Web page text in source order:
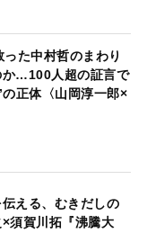
た中村哲のまわり
か…100人超の証言で
正体〈山岡淳一郎×
伝える、むきだしの
須賀川拓『沸騰大